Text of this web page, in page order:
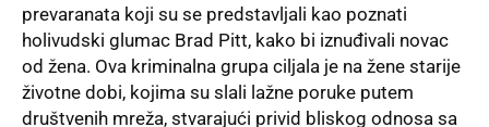
prevaranata koji su se predstavljali kao poznati
holivudski glumac Brad Pitt, kako bi iznuđivali novac
od žena. Ova kriminalna grupa ciljala je na žene starije
životne dobi, kojima su slali lažne poruke putem
društvenih mreža, stvarajući privid bliskog odnosa sa